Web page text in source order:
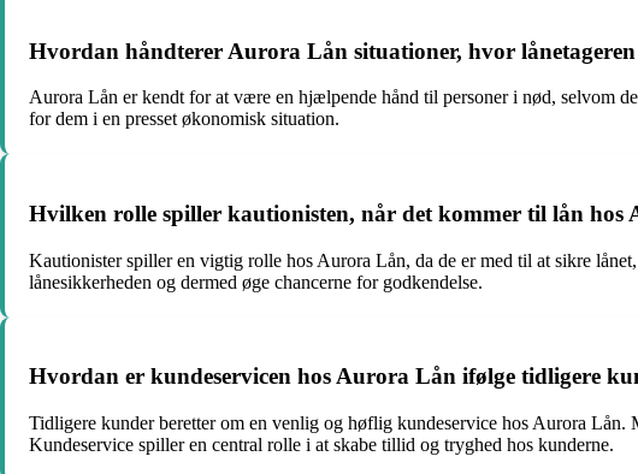
Hvordan håndterer Aurora Lån situationer, hvor
Aurora Lån er kendt for at være en hjælpende hånd til personer i nød, selvom
for dem i en presset økonomisk situation.
Hvilken rolle spiller kautionisten, når det kommer til lån hos
Kautionister spiller en vigtig rolle hos Aurora Lån, da de er med til at sikre
lånesikkerheden og dermed øge chancerne for godkendelse.
Hvordan er kundeservicen hos Aurora Lån ifølge tidligere
Tidligere kunder beretter om en venlig og høflig kundeservice hos Aurora Lån.
Kundeservice spiller en central rolle i at skabe tillid og tryghed hos kunderne.